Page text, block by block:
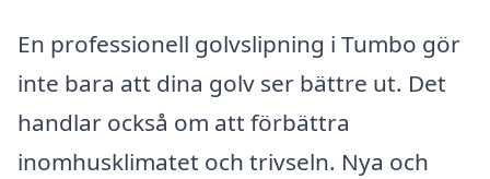
En professionell golvslipning i Tumbo gör
inte bara att dina golv ser bättre ut. Det
handlar också om att förbättra
inomhusklimatet och trivseln. Nya och